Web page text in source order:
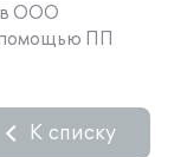
в ООО
ПП
К списку